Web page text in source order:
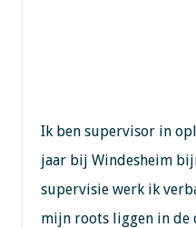
Ik ben supervisor in
jaar bij Windesheim
supervisie werk ik
mijn roots liggen in de